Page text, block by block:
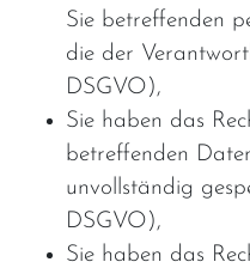
Sie betreffenden
die der
DSGVO),
Sie haben das
betreffenden
unvollständig
DSGVO),
Sie haben das